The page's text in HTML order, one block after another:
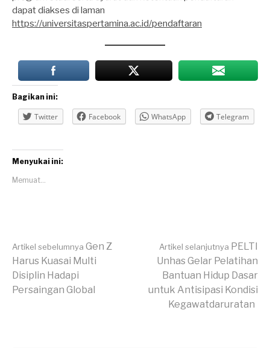
dapat diakses di laman
https://universitaspertamina.ac.id/pendaftaran
Bagikan ini:
Twitter Facebook WhatsApp Telegram
Menyukai ini:
Memuat...
Lanjut
Membaca
Artikel sebelumnya Gen Z
Harus Kuasai Multi
Disiplin Hadapi
Persaingan Global
Artikel selanjutnya PELTI
Unhas Gelar Pelatihan
Bantuan Hidup Dasar
untuk Antisipasi Kondisi
Kegawatdaruratan